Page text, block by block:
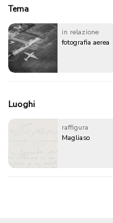
Tema
in relazione
fotografia aerea
Luoghi
raffigura
Magliaso